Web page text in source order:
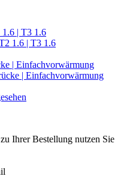
| T3 1.6
| Einfachvorwärmung
Ihrer Bestellung nutzen Sie